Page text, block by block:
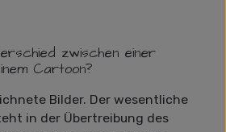
zwischen einer
Cartoon?
Bilder. Der wesentliche
in der Übertreibung des